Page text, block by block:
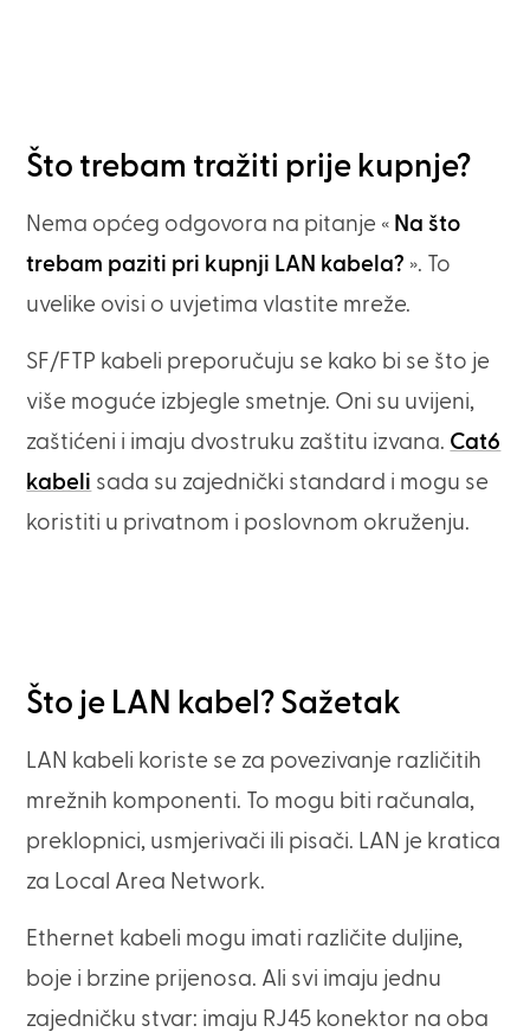
Što trebam tražiti prije kupnje?
Nema općeg odgovora na pitanje « Na što
trebam paziti pri kupnji LAN kabela? ». To
uvelike ovisi o uvjetima vlastite mreže.
SF/FTP kabeli preporučuju se kako bi se što je
više moguće izbjegle smetnje. Oni su uvijeni,
zaštićeni i imaju dvostruku zaštitu izvana. Cat6
kabeli sada su zajednički standard i mogu se
koristiti u privatnom i poslovnom okruženju.
Što je LAN kabel? Sažetak
LAN kabeli koriste se za povezivanje različitih
mrežnih komponenti. To mogu biti računala,
preklopnici, usmjerivači ili pisači. LAN je kratica
za Local Area Network.
Ethernet kabeli mogu imati različite duljine,
boje i brzine prijenosa. Ali svi imaju jednu
zajedničku stvar: imaju RJ45 konektor na oba